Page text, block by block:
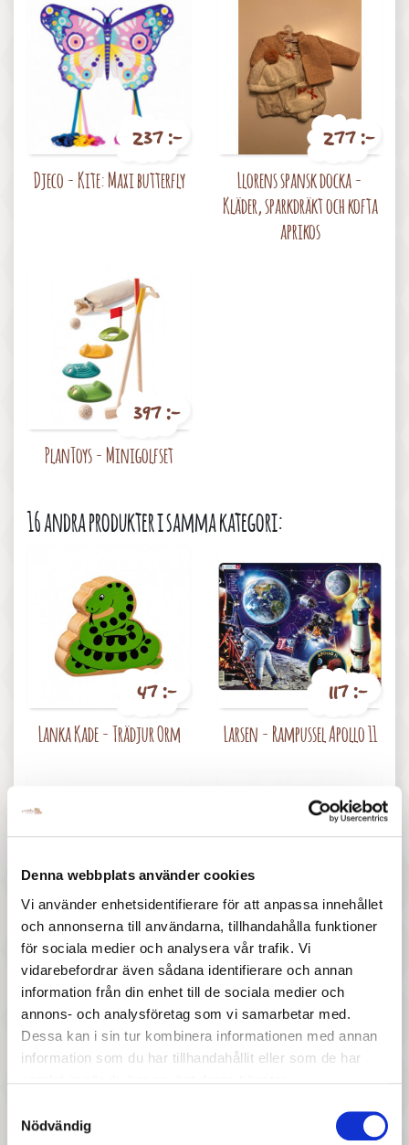
Denna webbplats använder cookies
Vi använder enhetsidentifierare för att anpassa innehållet
och annonserna till användarna, tillhandahålla funktioner
för sociala medier och analysera vår trafik. Vi
vidarebefordrar även sådana identifierare och annan
information från din enhet till de sociala medier och
annons- och analysföretag som vi samarbetar med.
Dessa kan i sin tur kombinera informationen med annan
information som du har tillhandahållit eller som de har
Nödvändig
237 :-
Djeco - Kite: Maxi butterfly
277 :-
Llorens spansk docka -
Kläder, sparkdräkt och kofta
aprikos
397 :-
PlanToys - Minigolfset
16 andra produkter i samma kategori:
47 :-
Lanka Kade - Trädjur Orm
117 :-
Larsen - Rampussel Apollo 11
Pris
47 :-
Lanka Kade - Trädjur Igelkott
Pris
47 :-
Djeco - Lililastic
287 :-